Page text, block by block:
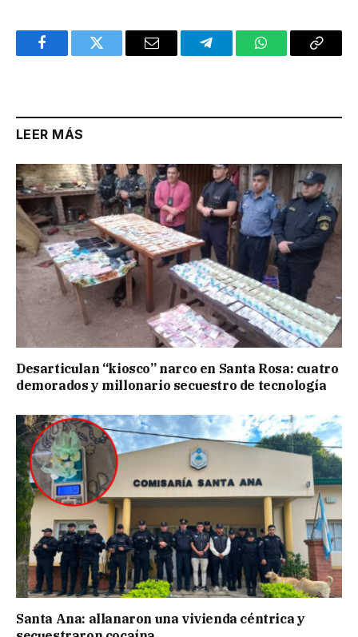
FacebookTwitter Email TelegramWhatsAppCopy
LEER MÁS
Desarticulan “kiosco” narco en Santa Rosa: cuatro
demorados y millonario secuestro de tecnología
Santa Ana: allanaron una vivienda céntrica y